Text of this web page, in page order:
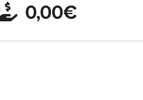
0,00€